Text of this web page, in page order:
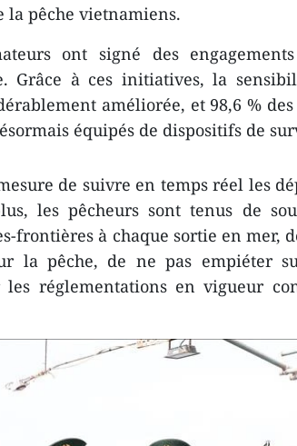
la pêche vietnamiens.
ont signé des
Grâce à ces initiatives, la
améliorée, et 98,6 %
équipés de dispositifs de
de suivre en temps réel les
les pêcheurs sont tenus de
frontières à chaque sortie en mer,
la pêche, de ne pas empiéter
les réglementations en vigueur